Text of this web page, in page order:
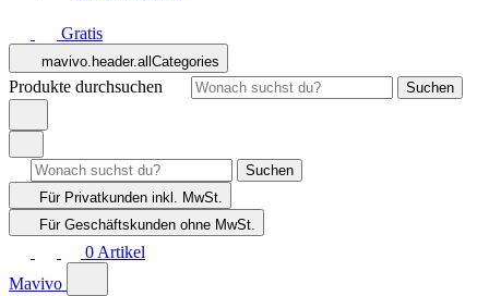
Gratis
mavivo.header.allCategories
Produkte durchsuchen Suchen
Suchen
Für Privatkunden inkl. MwSt.
Für Geschäftskunden ohne MwSt.
0 Artikel
Mavivo